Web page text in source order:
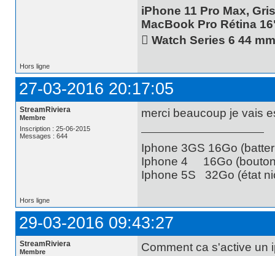
iPhone 11 Pro Max,
MacBook Pro Rétina
 Watch Series 6 44
Hors ligne
27-03-2016 20:17:05
StreamRiviera
Membre
Inscription : 25-06-2015
Messages : 644
merci beaucoup je vais
Iphone 3GS 16Go
Iphone 4 16Go
Iphone 5S 32Go (état
Hors ligne
29-03-2016 09:43:27
StreamRiviera
Membre
Comment ca s'active un